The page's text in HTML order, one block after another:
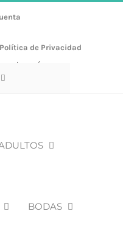
Política de Privacidad
BODAS